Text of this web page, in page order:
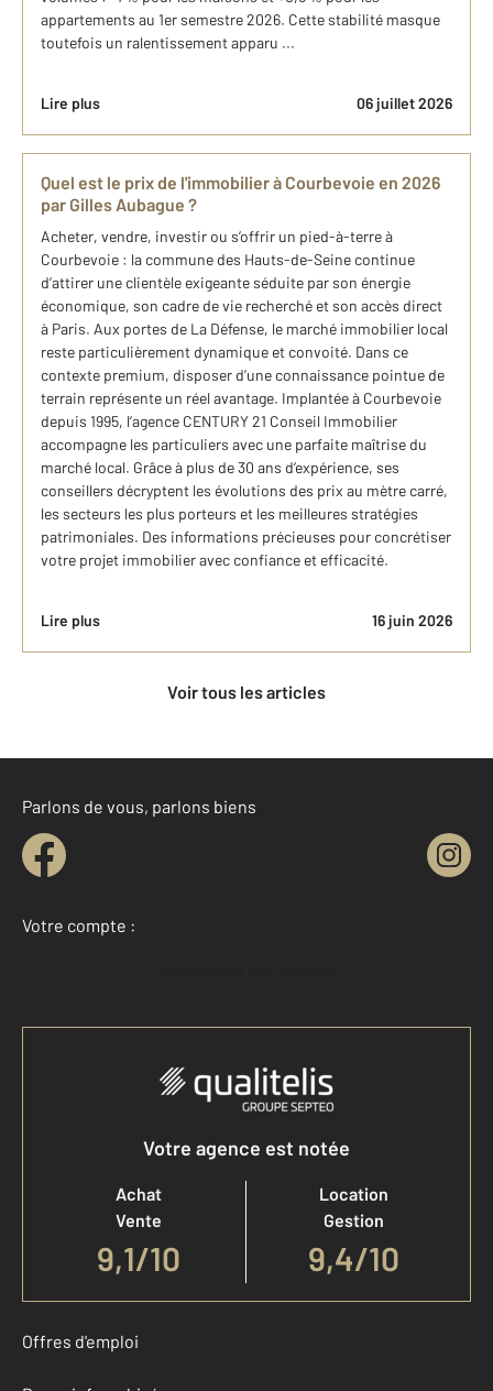
appartements au 1er semestre 2026. Cette stabilité masque
toutefois un ralentissement apparu ...
Lire plus 06 juillet 2026
Quel est le prix de l'immobilier à Courbevoie en 2026
par Gilles Aubague ?
Acheter, vendre, investir ou s’offrir un pied-à-terre à
Courbevoie : la commune des Hauts-de-Seine continue
d’attirer une clientèle exigeante séduite par son énergie
économique, son cadre de vie recherché et son accès direct
à Paris. Aux portes de La Défense, le marché immobilier local
reste particulièrement dynamique et convoité. Dans ce
contexte premium, disposer d’une connaissance pointue de
terrain représente un réel avantage. Implantée à Courbevoie
depuis 1995, l’agence CENTURY 21 Conseil Immobilier
accompagne les particuliers avec une parfaite maîtrise du
marché local. Grâce à plus de 30 ans d’expérience, ses
conseillers décryptent les évolutions des prix au mètre carré,
les secteurs les plus porteurs et les meilleures stratégies
patrimoniales. Des informations précieuses pour concrétiser
votre projet immobilier avec confiance et efficacité.
Lire plus 16 juin 2026
Voir tous les articles
Parlons de vous, parlons biens
Votre compte :
Accéder à mon compte
Votre agence est notée
Achat
Vente
9,1/10
Location
Gestion
9,4/10
Offres d'emploi